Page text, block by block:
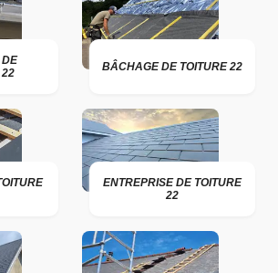
DE
22
BÂCHAGE DE TOITURE 22
ENTREPRISE DE TOITURE
22